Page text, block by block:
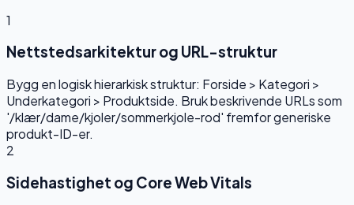
1
Nettstedsarkitektur og URL-struktur
Bygg en logisk hierarkisk struktur: Forside > Kategori >
Underkategori > Produktside. Bruk beskrivende URLs som
'/klær/dame/kjoler/sommerkjole-rod' fremfor generiske
produkt-ID-er.
2
Sidehastighet og Core Web Vitals